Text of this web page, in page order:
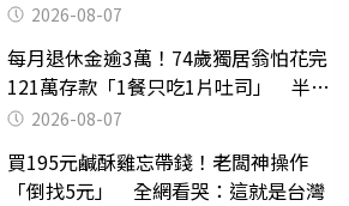
2026-08-07
每月退休金逾3萬！74歲獨居翁怕花完
121萬存款「1餐只吃1片吐司」 半年
後暴瘦嚇壞女兒
2026-08-07
買195元鹹酥雞忘帶錢！老闆神操作
「倒找5元」 全網看哭：這就是台灣